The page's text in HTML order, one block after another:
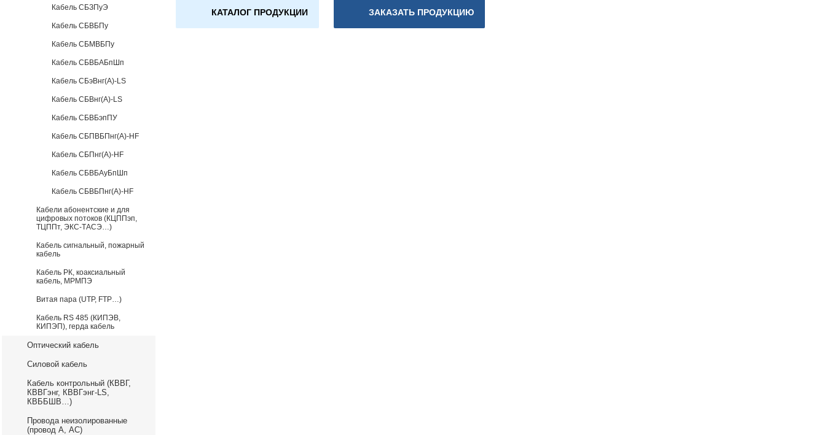
Кабель СБЗПуЭ
Кабель СБВБПу
Кабель СБМВБПу
Кабель СБВБАБпШп
Кабель СБэВнг(А)-LS
Кабель СБВнг(А)-LS
Кабель СБВБэпПУ
Кабель СБПВБПнг(А)-HF
Кабель СБПнг(А)-HF
Кабель СБВБАуБпШп
Кабель СБВБПнг(А)-HF
Кабели абонентские и для
цифровых потоков (КЦППэп,
ТЦППт, ЭКС-ТАСЭ…)
Кабель сигнальный, пожарный
кабель
Кабель РК, коаксиальный
кабель, МРМПЭ
Витая пара (UTP, FTP…)
Кабель RS 485 (КИПЭВ,
КИПЭП), герда кабель
Оптический кабель
Силовой кабель
Кабель контрольный (КВВГ,
КВВГэнг, КВВГэнг-LS,
КВББШВ…)
Провода неизолированные
(провод А, АС)
КАТАЛОГ ПРОДУКЦИИ ЗАКАЗАТЬ ПРОДУКЦИЮ